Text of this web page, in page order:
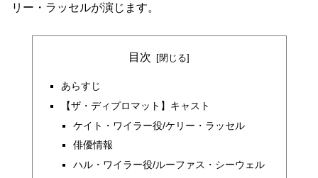
リー・ラッセルが演じます。
目次
あらすじ
【ザ・ディプロマット】キャスト
ケイト・ワイラー役/ケリー・ラッセル
俳優情報
ハル・ワイラー役/ルーファス・シーウェル